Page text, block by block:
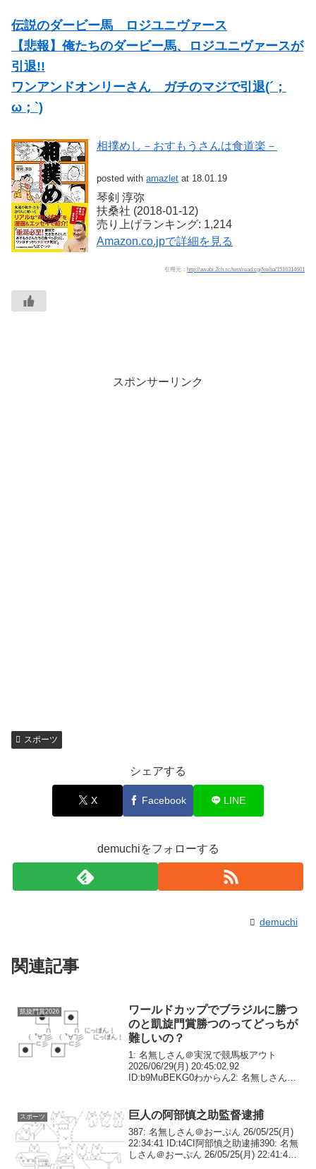
伝説のダービー馬 ロジユニヴァース
【悲報】俺たちのダービー馬、ロジユニヴァースが
引退!!
ワンアンドオンリーさん ガチのマジで引退(´；
ω；`)
相撲めし－おすもうさんは食道楽－
posted with amazlet at 18.01.19
琴剣 淳弥
扶桑社 (2018-01-12)
売り上げランキング: 1,214
Amazon.co.jpで詳細を見る
引用元： http://awabi.2ch.sc/test/read.cgi/keiba/1516314661
スポンサーリンク
スポーツ
シェアする
X Facebook LINE
demuchiをフォローする
demuchi
関連記事
凱旋門賞2026
ワールドカップでブラジルに勝つ
のと凱旋門賞勝つのってどっちが
難しいの？
1: 名無しさん＠実況で競馬板アウト
2026/06/29(月) 20:45:02.92
ID:b9MuBEKG0わからん2: 名無しさん＠
スポーツ 巨人の阿部慎之助監督逮捕
387: 名無しさん＠おーぷん 26/05/25(月)
22:34:41 ID:t4CI阿部慎之助逮捕390: 名無
しさん＠おーぷん 26/05/25(月) 22:41:44